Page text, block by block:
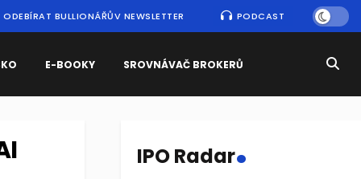
ODEBÍRAT BULLIONÁŘŮV NEWSLETTER PODCAST
E-BOOKY SROVNÁVAČ BROKERŮ
IPO Radar.